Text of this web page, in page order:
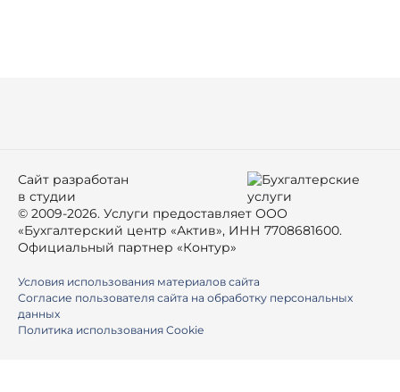
© 2009-2026. Услуги предоставляет ООО
«Бухгалтерский центр «Актив», ИНН 7708681600.
Официальный партнер «Контур»
Сайт разработан
в студии
Условия использования материалов сайта
Согласие пользователя сайта на обработку персональных
данных
Политика использования Cookie